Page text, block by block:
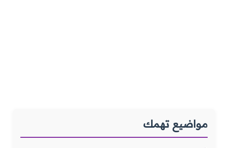
مواضيع تهمك